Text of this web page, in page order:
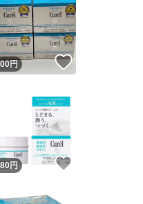
り、発送を保証しているものではあ
ユーザーは高頻度で24時間以内＆設
ユーザーは設定した発送日数内に発
！
円
！
円